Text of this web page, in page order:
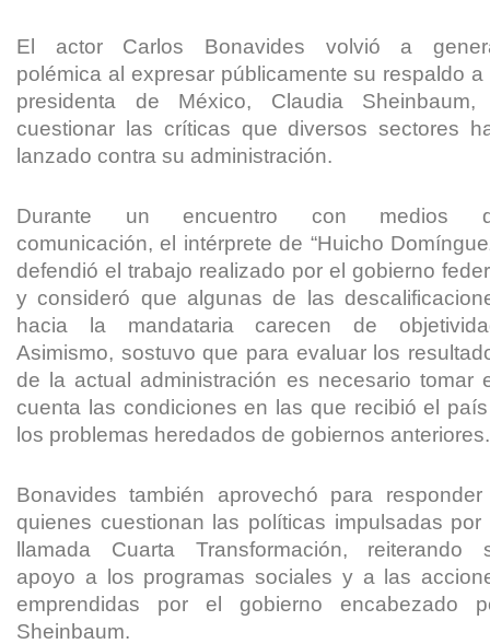
El actor Carlos Bonavides volvió a
polémica al expresar públicamente su respaldo a
presidenta de México, Claudia
cuestionar las críticas que diversos sectores
lanzado contra su administración.
Durante un encuentro con medios
comunicación, el intérprete de “Huicho
defendió el trabajo realizado por el gobierno
y consideró que algunas de las
hacia la mandataria carecen de
Asimismo, sostuvo que para evaluar los
de la actual administración es necesario tomar
cuenta las condiciones en las que recibió el
los problemas heredados de gobiernos
Bonavides también aprovechó para
quienes cuestionan las políticas impulsadas por
llamada Cuarta Transformación, reiterando
apoyo a los programas sociales y a las
emprendidas por el gobierno encabezado
Sheinbaum.